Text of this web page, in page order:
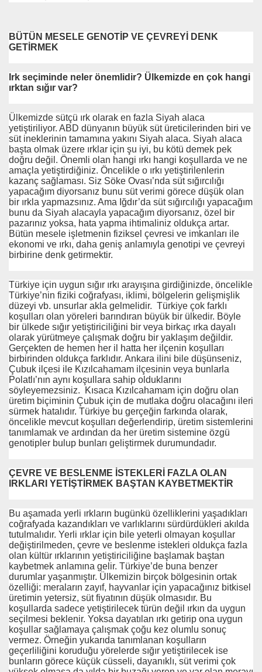
BÜTÜN MESELE GENOTİP VE ÇEVREYİ DENK
GETİRMEK
Irk seçiminde neler önemlidir? Ülkemizde en çok hangi
ırktan sığır var?
Ülkemizde sütçü ırk olarak en fazla Siyah alaca
yetiştiriliyor. ABD dünyanın büyük süt üreticilerinden biri ve
süt ineklerinin tamamına yakını Siyah alaca. Siyah alaca
başta olmak üzere ırklar için şu iyi, bu kötü demek pek
doğru değil. Önemli olan hangi ırkı hangi koşullarda ve ne
amaçla yetiştirdiğiniz. Öncelikle o ırkı yetiştirilenlerin
kazanç sağlaması. Siz Söke Ovası’nda süt sığırcılığı
yapacağım diyorsanız bunu süt verimi görece düşük olan
bir ırkla yapmazsınız. Ama Iğdır’da süt sığırcılığı yapacağım
bunu da Siyah alacayla yapacağım diyorsanız, özel bir
pazarınız yoksa, hata yapma ihtimaliniz oldukça artar.
Bütün mesele işletmenin fiziksel çevresi ve imkanları ile
ekonomi ve ırkı, daha geniş anlamıyla genotipi ve çevreyi
birbirine denk getirmektir.
Türkiye için uygun sığır ırkı arayışına girdiğinizde, öncelikle
Türkiye’nin fiziki coğrafyası, iklimi, bölgelerin gelişmişlik
düzeyi vb. unsurlar akla gelmelidir. Türkiye çok farklı
koşulları olan yöreleri barındıran büyük bir ülkedir. Böyle
bir ülkede sığır yetiştiriciliğini bir veya birkaç ırka dayalı
olarak yürütmeye çalışmak doğru bir yaklaşım değildir.
Gerçekten de hemen her il hatta her ilçenin koşulları
birbirinden oldukça farklıdır. Ankara ilini bile düşünseniz,
Çubuk ilçesi ile Kızılcahamam ilçesinin veya bunlarla
Polatlı’nın aynı koşullara sahip olduklarını
söyleyemezsiniz. Kısaca Kızılcahamam için doğru olan
üretim biçiminin Çubuk için de mutlaka doğru olacağını ileri
sürmek hatalıdır. Türkiye bu gerçeğin farkında olarak,
öncelikle mevcut koşulları değerlendirip, üretim sistemlerini
tanımlamak ve ardından da her üretim sistemine özgü
genotipler bulup bunları geliştirmek durumundadır.
ÇEVRE VE BESLENME İSTEKLERİ FAZLA OLAN
IRKLARI YETİŞTİRMEK BAŞTAN KAYBETMEKTİR
Bu aşamada yerli ırkların bugünkü özelliklerini yaşadıkları
coğrafyada kazandıkları ve varlıklarını sürdürdükleri akılda
tutulmalıdır. Yerli ırklar için bile yeterli olmayan koşullar
değiştirilmeden, çevre ve beslenme istekleri oldukça fazla
olan kültür ırklarının yetiştiriciliğine başlamak baştan
kaybetmek anlamına gelir. Türkiye’de buna benzer
durumlar yaşanmıştır. Ülkemizin birçok bölgesinin ortak
özelliği: meraların zayıf, hayvanlar için yapacağınız bitkisel
üretimin yetersiz, süt fiyatının düşük olmasıdır. Bu
koşullarda sadece yetiştirilecek türün değil ırkın da uygun
seçilmesi beklenir. Yoksa dayatılan ırkı getirip ona uygun
koşullar sağlamaya çalışmak çoğu kez olumlu sonuç
vermez. Örneğin yukarıda tanımlanan koşulların
geçerliliğini koruduğu yörelerde sığır yetiştirilecek ise
bunların görece küçük cüsseli, dayanıklı, süt verimi çok